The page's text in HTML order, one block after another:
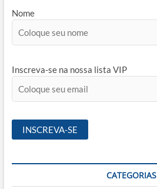
Nome
Inscreva-se na nossa lista VIP
CATEGORIAS